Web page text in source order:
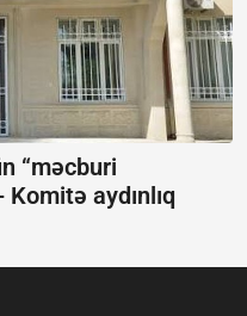
“məcburi
Komitə aydınlıq